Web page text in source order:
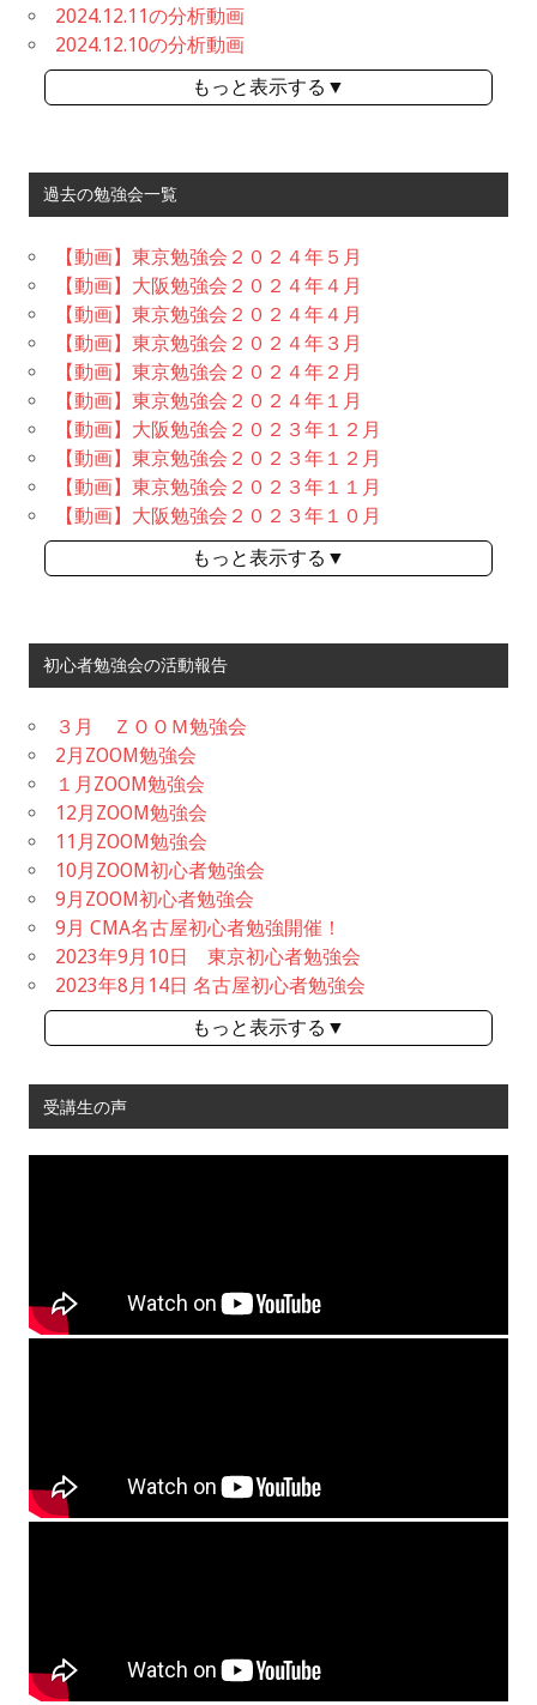
2024.12.11の分析動画
2024.12.10の分析動画
もっと表示する▼
過去の勉強会一覧
【動画】東京勉強会２０２４年５月
【動画】大阪勉強会２０２４年４月
【動画】東京勉強会２０２４年４月
【動画】東京勉強会２０２４年３月
【動画】東京勉強会２０２４年２月
【動画】東京勉強会２０２４年１月
【動画】大阪勉強会２０２３年１２月
【動画】東京勉強会２０２３年１２月
【動画】東京勉強会２０２３年１１月
【動画】大阪勉強会２０２３年１０月
もっと表示する▼
初心者勉強会の活動報告
３月 ＺＯＯＭ勉強会
2月ZOOM勉強会
１月ZOOM勉強会
12月ZOOM勉強会
11月ZOOM勉強会
10月ZOOM初心者勉強会
9月ZOOM初心者勉強会
9月 CMA名古屋初心者勉強開催！
2023年9月10日 東京初心者勉強会
2023年8月14日 名古屋初心者勉強会
もっと表示する▼
受講生の声